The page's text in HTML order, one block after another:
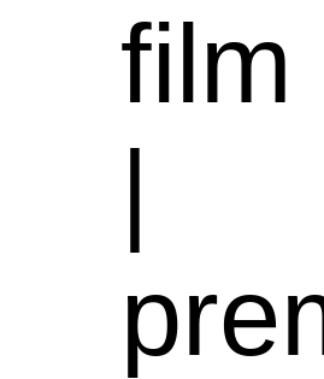
film
|